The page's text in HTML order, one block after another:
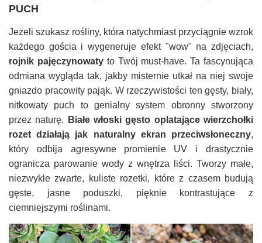
PUCH
Jeżeli szukasz rośliny, która natychmiast przyciągnie wzrok
każdego gościa i wygeneruje efekt "wow" na zdjęciach,
rojnik pajęczynowatyto Twój must-have. Ta fascynująca
odmiana wygląda tak, jakby misternie utkał na niej swoje
gniazdo pracowity pająk. W rzeczywistości ten gęsty, biały,
nitkowaty puch to genialny system obronny stworzony
przez naturę.
Białe włoski gęsto oplatające wierzchołki
rozet działają jak naturalny ekran przeciwsłoneczny,
który odbija agresywne promienie UV i drastycznie
ogranicza parowanie wody z wnętrza liści. Tworzy małe,
niezwykle zwarte, kuliste rozetki, które z czasem budują
gęste, jasne poduszki, pięknie kontrastujące z
ciemniejszymi roślinami.